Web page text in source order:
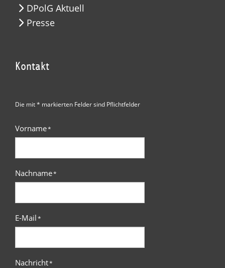
DPolG Aktuell
Presse
Kontakt
Die mit * markierten Felder sind Pflichtfelder
Vorname*
Nachname*
E-Mail*
Nachricht*